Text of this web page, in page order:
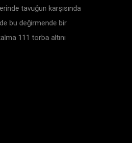
tavuğun karşısında
bu değirmende bir
111 torba altını